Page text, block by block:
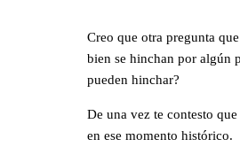
Creo que otra pregunta
bien se hinchan por algún
pueden hinchar?
De una vez te contesto
en ese momento histórico.